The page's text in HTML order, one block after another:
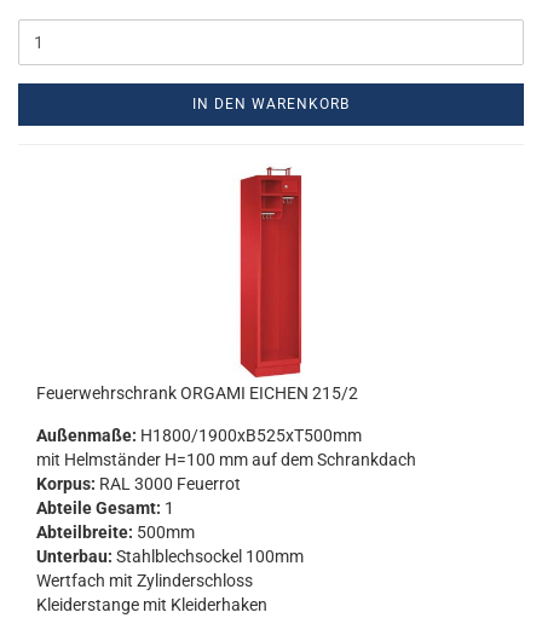
IN DEN WARENKORB
Feu­er­wehr­schrank OR­GA­MI EI­CHEN 215/2
Au­ßen­ma­ße: H1800/1900xB525xT500mm
mit Helm­stän­der H=100 mm auf dem Schrank­dach
Kor­pus: RAL 3000 Feu­er­rot
Ab­tei­le Ge­samt: 1
Ab­teil­brei­te: 500mm
Un­ter­bau: Stahl­blech­so­ckel 100mm
Wert­fach mit Zy­lin­der­schloss
Klei­der­stan­ge mit Klei­der­ha­ken